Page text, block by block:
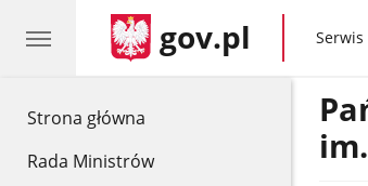
Strona główna
Rada Ministrów
gov.pl gov.pl
Serwis